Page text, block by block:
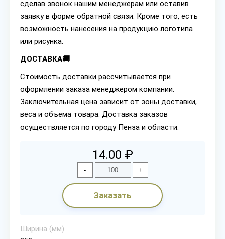
сделав звонок нашим менеджерам или оставив
заявку в форме обратной связи. Кроме того, есть
возможность нанесения на продукцию логотипа
или рисунка.
ДОСТАВКА🚚
Стоимость доставки рассчитывается при
оформлении заказа менеджером компании.
Заключительная цена зависит от зоны доставки,
веса и объема товара. Доставка заказов
осуществляется по городу Пенза и области.
14.00 ₽
- +
Заказать
Ширина (мм)